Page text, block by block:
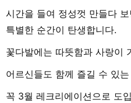
시간을 들여 정성껏 만들다
특별한 순간이 탄생합니다.
꽃다발에는 따뜻함과 사랑이
어르신들도 함께 즐길 수 있
꼭 3월 레크리에이션으로 도